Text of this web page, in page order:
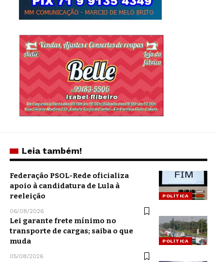
Leia também!
POLÍTICA
Federação PSOL-Rede oficializa
apoio à candidatura de Lula à
reeleição
06/08/2026
POLÍTICA
Lei garante frete mínimo no
transporte de cargas; saiba o que
muda
05/08/2026